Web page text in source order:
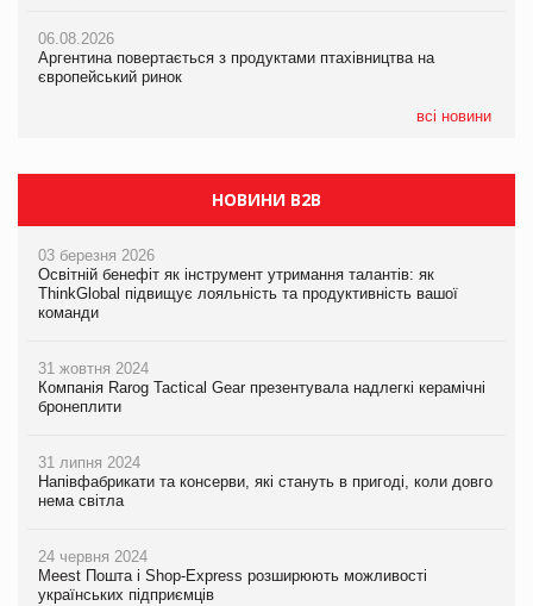
06.08.2026
Аргентина повертається з продуктами птахівництва на
європейський ринок
всі новини
06.08.2026
Аргентина повертається з продуктами птахівництва на
європейський ринок
06.08.2026
Аргентина повертається з продуктами птахівництва на
європейський ринок
НОВИНИ B2B
03 березня 2026
Освітній бенефіт як інструмент утримання талантів: як
ThinkGlobal підвищує лояльність та продуктивність вашої
команди
31 жовтня 2024
Компанія Rarog Tactical Gear презентувала надлегкі керамічні
бронеплити
31 липня 2024
Напівфабрикати та консерви, які стануть в пригоді, коли довго
нема світла
24 червня 2024
Meest Пошта і Shop-Express розширюють можливості
українських підприємців